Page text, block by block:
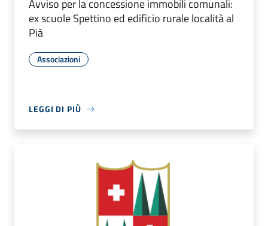
Avviso per la concessione immobili comunali:
ex scuole Spettino ed edificio rurale località al
Pià
Associazioni
LEGGI DI PIÙ